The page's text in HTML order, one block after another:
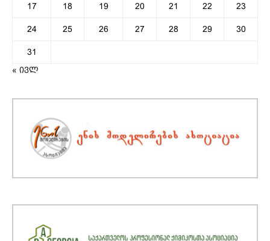
17 18 19 20 21 22 23
24 25 26 27 28 29 30
31
« ივლ